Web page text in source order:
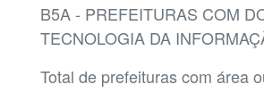
B5A - PREFEITURAS COM
TECNOLOGIA DA
Total de prefeituras com área